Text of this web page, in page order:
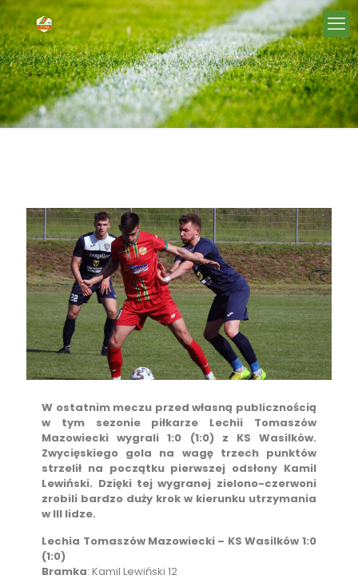
W ostatnim meczu przed własną publicznością
w tym sezonie piłkarze Lechii Tomaszów
Mazowiecki wygrali 1:0 (1:0) z KS Wasilków.
Zwycięskiego gola na wagę trzech punktów
strzelił na początku pierwszej odsłony Kamil
Lewiński. Dzięki tej wygranej zielono-czerwoni
zrobili bardzo duży krok w kierunku utrzymania
w III lidze.
Lechia Tomaszów Mazowiecki – KS Wasilków 1:0
(1:0)
Bramka: Kamil Lewiński 12